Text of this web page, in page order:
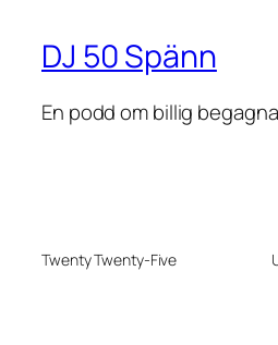
DJ 50 Spänn
En podd om billig
Twenty Twenty-Five